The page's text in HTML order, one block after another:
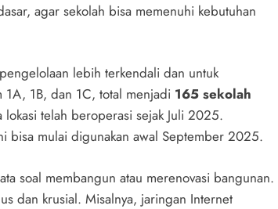
agar sekolah bisa memenuhi kebutuhan
lebih terkendali dan untuk
1B, dan 1C, total menjadi 165 sekolah
telah beroperasi sejak Juli 2025.
bisa mulai digunakan awal September 2025.
soal membangun atau merenovasi bangunan.
dan krusial. Misalnya, jaringan Internet